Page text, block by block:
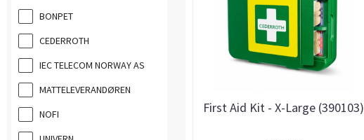
BONPET
CEDERROTH
IEC TELECOM NORWAY AS
MATTELEVERANDØREN
NOFI
First Aid Kit - X-Large (390103)